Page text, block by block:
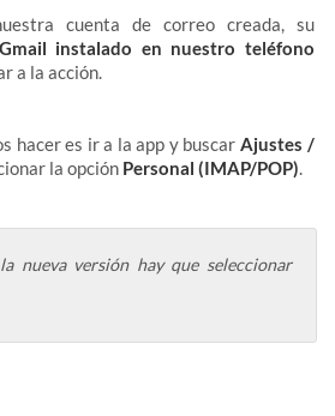
cuenta de correo creada, su
Gmail instalado en nuestro teléfono
a la acción.
hacer es ir a la app y buscar Ajustes /
la opción Personal (IMAP/POP).
nueva versión hay que seleccionar